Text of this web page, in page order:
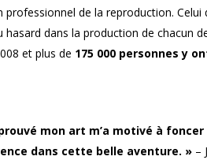
de la reproduction.
dans la production de chacun
et plus de 175 000 personnes y
mon art m’a motivé à
dans cette belle aventure. » –